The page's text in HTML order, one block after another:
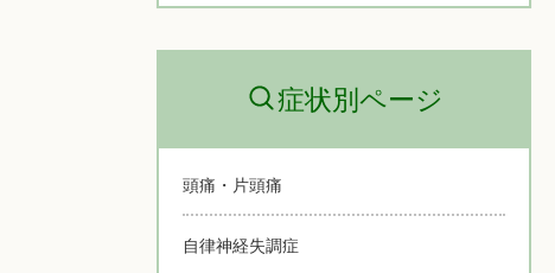
症状別ページ
頭痛・片頭痛
自律神経失調症